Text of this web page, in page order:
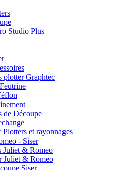
Studio Plus
plotter Graphtec
de Découpe
Plotters et rayonnages
- Siser
Juliet & Romeo
Juliet & Romeo